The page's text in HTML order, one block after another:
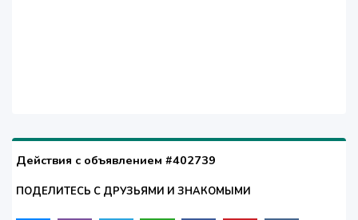
Действия с объявлением #402739
ПОДЕЛИТЕСЬ С ДРУЗЬЯМИ И ЗНАКОМЫМИ